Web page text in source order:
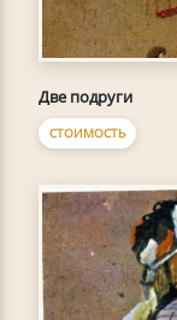
Две подруги
СТОИМОСТЬ